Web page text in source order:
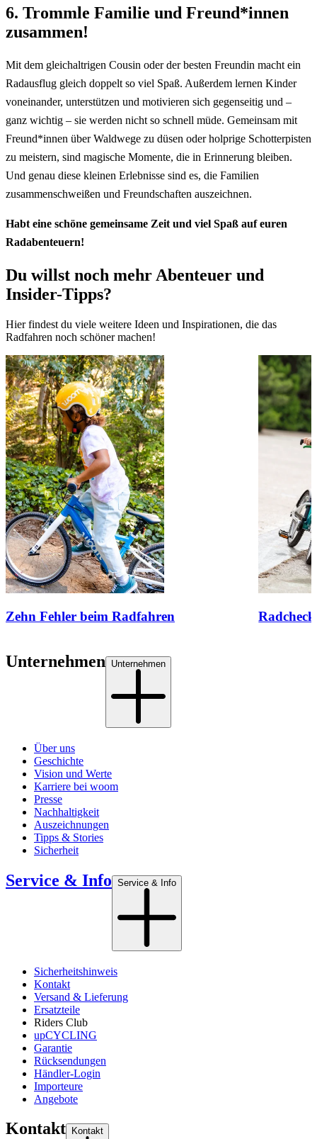
6. Trommle Familie und Freund*innen
zusammen!
Mit dem gleichaltrigen Cousin oder der besten Freundin macht ein
Radausflug gleich doppelt so viel Spaß. Außerdem lernen Kinder
voneinander, unterstützen und motivieren sich gegenseitig und –
ganz wichtig – sie werden nicht so schnell müde. Gemeinsam mit
Freund*innen über Waldwege zu düsen oder holprige Schotterpisten
zu meistern, sind magische Momente, die in Erinnerung bleiben.
Und genau diese kleinen Erlebnisse sind es, die Familien
zusammenschweißen und Freundschaften auszeichnen.
Habt eine schöne gemeinsame Zeit und viel Spaß auf euren
Radabenteuern!
Du willst noch mehr Abenteuer und
Insider-Tipps?
Hier findest du viele weitere Ideen und Inspirationen, die das
Radfahren noch schöner machen!
Zehn Fehler beim Radfahren
Unternehmen Unternehmen
Über uns
Geschichte
Vision und Werte
Karriere bei woom
Presse
Nachhaltigkeit
Auszeichnungen
Tipps & Stories
Sicherheit
Service & Info Service & Info
Sicherheitshinweis
Kontakt
Versand & Lieferung
Ersatzteile
Riders Club
upCYCLING
Garantie
Rücksendungen
Händler-Login
Importeure
Angebote
Kontakt Kontakt